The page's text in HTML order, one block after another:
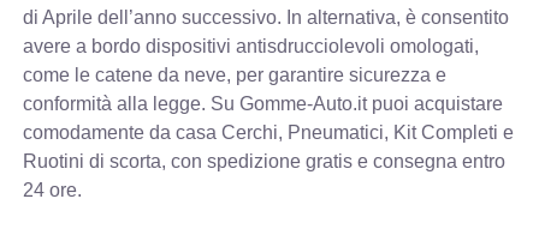
di Aprile dell’anno successivo. In alternativa, è consentito
avere a bordo dispositivi antisdrucciolevoli omologati,
come le catene da neve, per garantire sicurezza e
conformità alla legge. Su Gomme-Auto.it puoi acquistare
comodamente da casa Cerchi, Pneumatici, Kit Completi e
Ruotini di scorta, con spedizione gratis e consegna entro
24 ore.